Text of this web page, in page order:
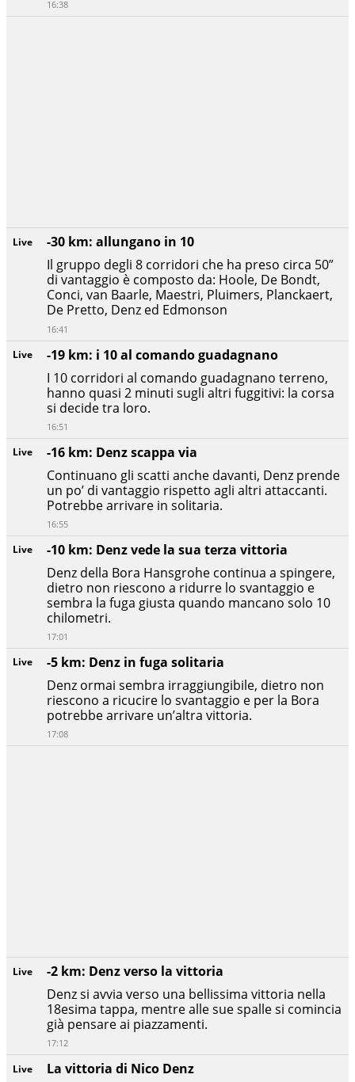
Live
La vittoria di Nico Denz
Live
-2 km: Denz verso la vittoria
Denz si avvia verso una bellissima vittoria nella
18esima tappa, mentre alle sue spalle si comincia
già pensare ai piazzamenti.
17:12
Live
-5 km: Denz in fuga solitaria
Denz ormai sembra irraggiungibile, dietro non
riescono a ricucire lo svantaggio e per la Bora
potrebbe arrivare un’altra vittoria.
17:08
Live
-10 km: Denz vede la sua terza vittoria
Denz della Bora Hansgrohe continua a spingere,
dietro non riescono a ridurre lo svantaggio e
sembra la fuga giusta quando mancano solo 10
chilometri.
17:01
Live
-16 km: Denz scappa via
Continuano gli scatti anche davanti, Denz prende
un po’ di vantaggio rispetto agli altri attaccanti.
Potrebbe arrivare in solitaria.
16:55
Live
-19 km: i 10 al comando guadagnano
I 10 corridori al comando guadagnano terreno,
hanno quasi 2 minuti sugli altri fuggitivi: la corsa
si decide tra loro.
16:51
Live
-30 km: allungano in 10
Il gruppo degli 8 corridori che ha preso circa 50”
di vantaggio è composto da: Hoole, De Bondt,
Conci, van Baarle, Maestri, Pluimers, Planckaert,
De Pretto, Denz ed Edmonson
16:41
16:38